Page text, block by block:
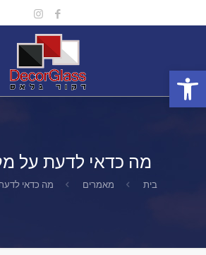
פתח סרגל נגישות
מה כדאי לדעת על
בית מאמרים מה כדאי